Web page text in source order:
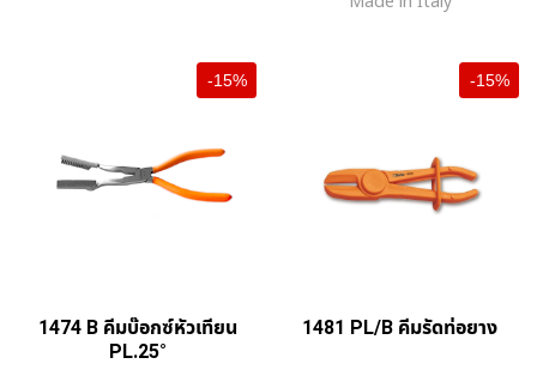
-15%
1474 B คีมบ๊อกซ์หัวเทียน
PL.25°
-15%
1481 PL/B คีมรัดท่อยาง